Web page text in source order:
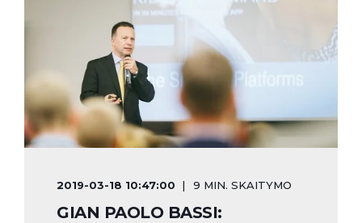
2019-03-18 10:47:00 9 MIN. SKAITYMO
GIAN PAOLO BASSI: